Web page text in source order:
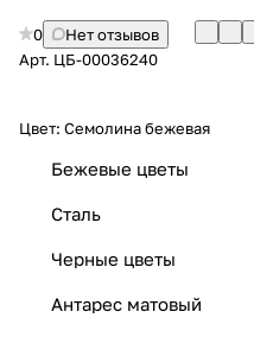
0
Нет отзывов
Арт. ЦБ-00036240
Цвет: Семолина бежевая
Бежевые цветы
Сталь
Черные цветы
Антарес матовый